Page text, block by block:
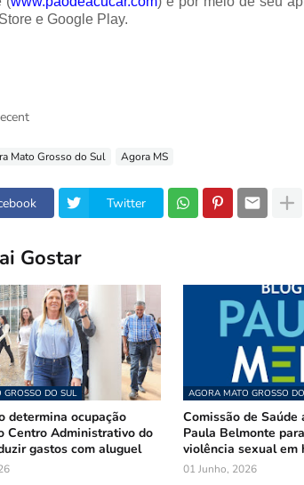
e Google Play.
Mato Grosso do Sul Agora MS
Twitter
Gostar
DO SUL
determina ocupação
Centro Administrativo do
gastos com aluguel
AGORA MATO GROSSO
Comissão de Saúde
Paula Belmonte
violência sexual em
01 Junho, 2026